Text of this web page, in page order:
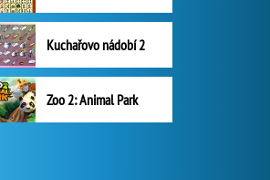
Kuchařovo nádobí 2
Zoo 2: Animal Park